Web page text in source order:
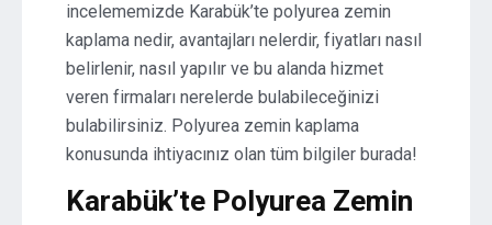
incelememizde Karabük’te polyurea zemin
kaplama nedir, avantajları nelerdir, fiyatları nasıl
belirlenir, nasıl yapılır ve bu alanda hizmet
veren firmaları nerelerde bulabileceğinizi
bulabilirsiniz. Polyurea zemin kaplama
konusunda ihtiyacınız olan tüm bilgiler burada!
Karabük’te Polyurea Zemin